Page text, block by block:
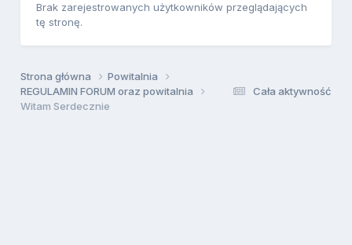
Brak zarejestrowanych użytkowników przeglądających
tę stronę.
Cała aktywność
Strona główna
Powitalnia
REGULAMIN FORUM oraz powitalnia
Witam Serdecznie